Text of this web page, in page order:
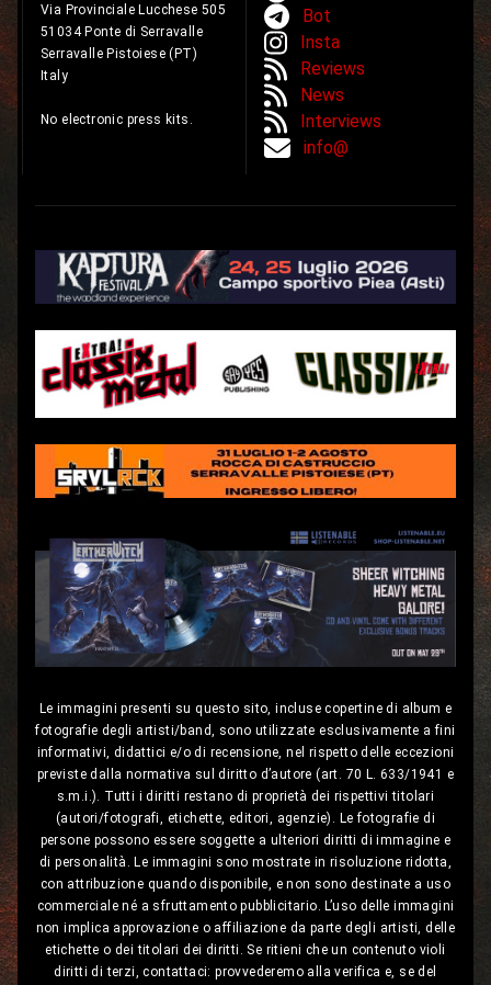
Via Provinciale Lucchese 505
51034 Ponte di Serravalle
Serravalle Pistoiese (PT)
Italy
No electronic press kits.
Bot
Insta
Reviews
News
Interviews
info@
Le immagini presenti su questo sito, incluse copertine di album e
fotografie degli artisti/band, sono utilizzate esclusivamente a fini
informativi, didattici e/o di recensione, nel rispetto delle eccezioni
previste dalla normativa sul diritto d’autore (art. 70 L. 633/1941 e
s.m.i.). Tutti i diritti restano di proprietà dei rispettivi titolari
(autori/fotografi, etichette, editori, agenzie). Le fotografie di
persone possono essere soggette a ulteriori diritti di immagine e
di personalità. Le immagini sono mostrate in risoluzione ridotta,
con attribuzione quando disponibile, e non sono destinate a uso
commerciale né a sfruttamento pubblicitario. L’uso delle immagini
non implica approvazione o affiliazione da parte degli artisti, delle
etichette o dei titolari dei diritti. Se ritieni che un contenuto violi
diritti di terzi, contattaci: provvederemo alla verifica e, se del